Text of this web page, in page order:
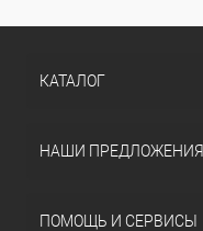
КАТАЛОГ
НАШИ ПРЕДЛОЖЕНИЯ
ПОМОЩЬ И СЕРВИСЫ